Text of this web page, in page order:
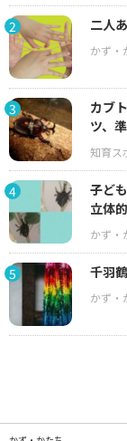
2 二人
3
カブ
ツ、
4
子ど
立体
5 千羽